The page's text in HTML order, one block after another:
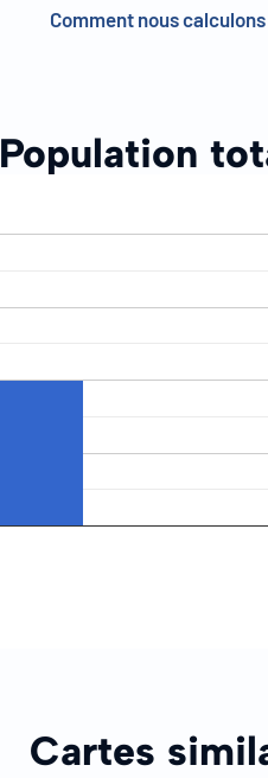
Comment nous
Population
Cartes